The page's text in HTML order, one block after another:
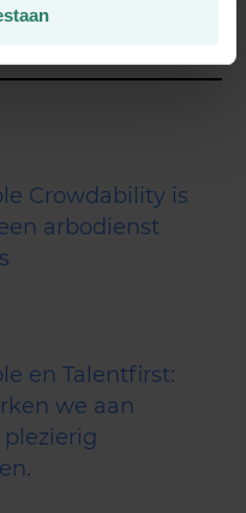
overtuigd dat de
Crowdability is
arbodienst
en Talentfirst:
we aan